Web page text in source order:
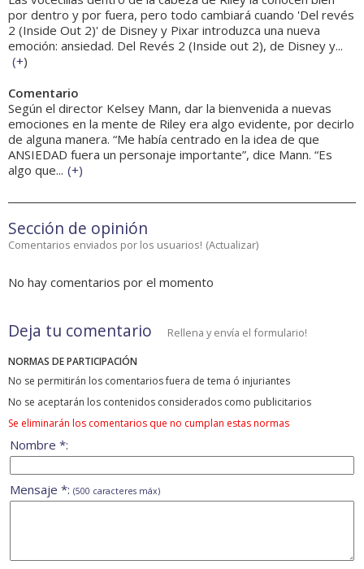
por dentro y por fuera, pero todo cambiará cuando 'Del revés
2 (Inside Out 2)' de Disney y Pixar introduzca una nueva
emoción: ansiedad. Del Revés 2 (Inside out 2), de Disney y...
(+)
Comentario
Según el director Kelsey Mann, dar la bienvenida a nuevas
emociones en la mente de Riley era algo evidente, por decirlo
de alguna manera. “Me había centrado en la idea de que
ANSIEDAD fuera un personaje importante”, dice Mann. “Es
algo que... (+)
Sección de opinión
Comentarios enviados por los usuarios! (Actualizar)
No hay comentarios por el momento
Deja tu comentario Rellena y envía el formulario!
NORMAS DE PARTICIPACIÓN
No se permitirán los comentarios fuera de tema ó injuriantes
No se aceptarán los contenidos considerados como publicitarios
Se eliminarán los comentarios que no cumplan estas normas
Nombre *:
Mensaje *: (500 caracteres máx)